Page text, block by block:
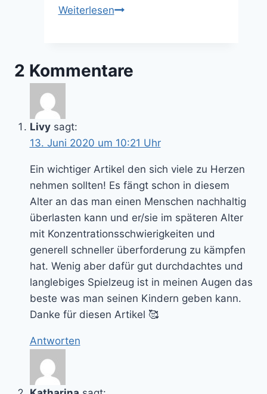
WeiterlesenGeschenkideen
2 Kommentare
Livy sagt:
13. Juni 2020 um 10:21 Uhr
Ein wichtiger Artikel den sich viele zu Herzen
nehmen sollten! Es fängt schon in diesem
Alter an das man einen Menschen nachhaltig
überlasten kann und er/sie im späteren Alter
mit Konzentrationsschwierigkeiten und
generell schneller überforderung zu kämpfen
hat. Wenig aber dafür gut durchdachtes und
langlebiges Spielzeug ist in meinen Augen das
beste was man seinen Kindern geben kann.
Danke für diesen Artikel 🥰
Antworten